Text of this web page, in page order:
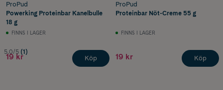
ProPud
Powerking Proteinbar Kanelbulle
18 g
FINNS I LAGER
5.0/5 (1)
19 kr Köp
ProPud
Proteinbar Nöt-Creme 55 g
FINNS I LAGER
19 kr Köp